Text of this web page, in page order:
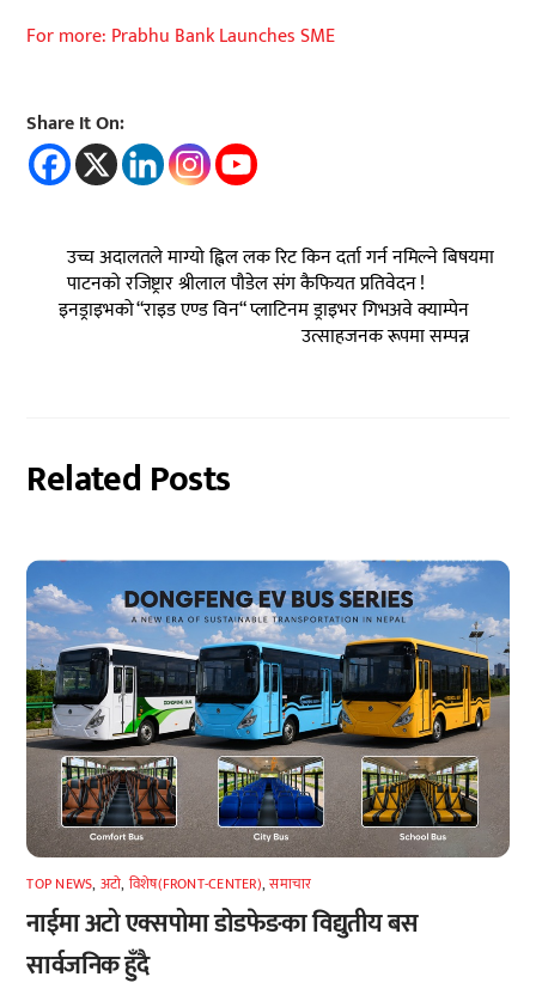
For more: Prabhu Bank Launches SME
Share It On:
उच्च अदालतले माग्यो ह्विल लक रिट किन दर्ता गर्न नमिल्ने बिषयमा
पाटनको रजिष्ट्रार श्रीलाल पौडेल संग कैफियत प्रतिवेदन !
इनड्राइभको “राइड एण्ड विन“ प्लाटिनम ड्राइभर गिभअवे क्याम्पेन
उत्साहजनक रूपमा सम्पन्न
Related Posts
TOP NEWS, अटाे, विशेष(FRONT-CENTER),समाचार
नाईमा अटो एक्सपोमा डोडफेङका विद्युतीय बस
सार्वजनिक हुँदै